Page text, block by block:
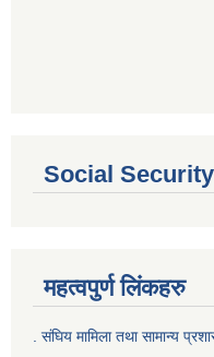
Social Security
महत्वपुर्ण लिंकहरु
. संघिय मामिला तथा सामान्य